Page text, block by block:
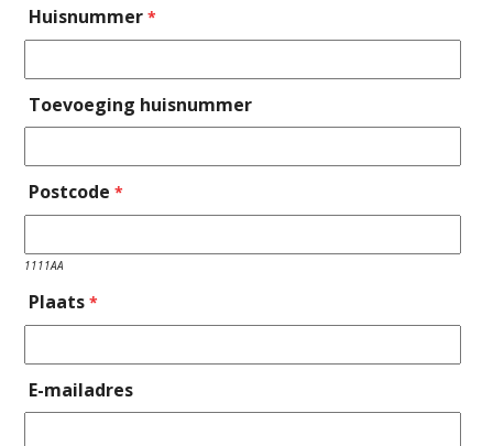
Huisnummer *
Toevoeging huisnummer
Postcode *
1111AA
Plaats *
E-mailadres